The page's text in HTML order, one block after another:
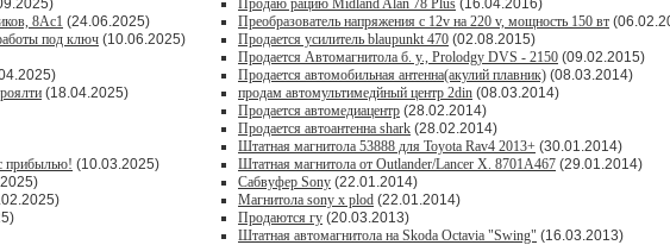
8Ас1 (24.06.2025)
под ключ (10.06.2025)
(18.04.2025)
прибылью! (10.03.2025)
Продаю рацию Midland Alan 78 Plus (16.04.2016)
Преобразователь напряжения с 12v на 220 v, мощность 150 вт
Продается усилитель blaupunkt 470 (02.08.2015)
Продается Автомагнитола б. у., Prolodgy DVS - 2150 (09.02.2015)
Продается автомобильная антенна(акулий плавник) (08.03.2014)
продам автомультимедйный центр 2din (08.03.2014)
Продается автомедиацентр (28.02.2014)
Продается автоантенна shark (28.02.2014)
Штатная магнитола 53888 для Toyota Rav4 2013+ (30.01.2014)
Штатная магнитола от Outlander/Lancer X. 8701A467 (29.01.2014)
Сабвуфер Sony (22.01.2014)
Магнитола sony x plod (22.01.2014)
Продаются гу (20.03.2013)
Штатная автомагнитола на Skoda Octavia "Swing" (16.03.2013)